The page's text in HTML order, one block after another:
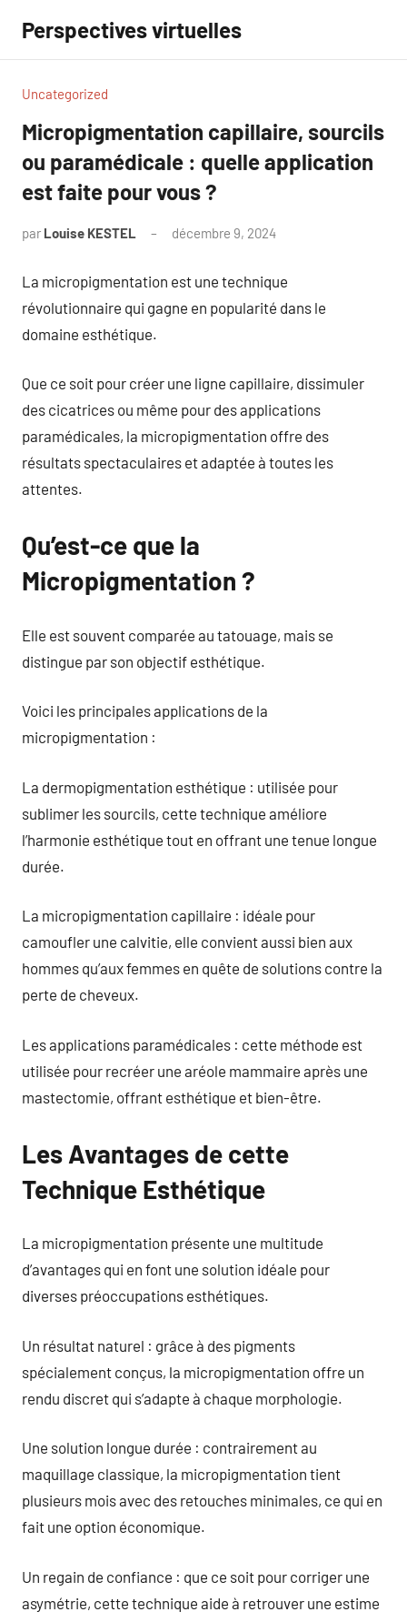
contenu
Perspectives virtuelles
Uncategorized
Micropigmentation capillaire, sourcils
ou paramédicale : quelle application
est faite pour vous ?
par Louise KESTEL décembre 9, 2024
La micropigmentation est une technique
révolutionnaire qui gagne en popularité dans le
domaine esthétique.
Que ce soit pour créer une ligne capillaire, dissimuler
des cicatrices ou même pour des applications
paramédicales, la micropigmentation offre des
résultats spectaculaires et adaptée à toutes les
attentes.
Qu’est-ce que la
Micropigmentation ?
Elle est souvent comparée au tatouage, mais se
distingue par son objectif esthétique.
Voici les principales applications de la
micropigmentation :
La dermopigmentation esthétique : utilisée pour
sublimer les sourcils, cette technique améliore
l’harmonie esthétique tout en offrant une tenue longue
durée.
La micropigmentation capillaire : idéale pour
camoufler une calvitie, elle convient aussi bien aux
hommes qu’aux femmes en quête de solutions contre la
perte de cheveux.
Les applications paramédicales : cette méthode est
utilisée pour recréer une aréole mammaire après une
mastectomie, offrant esthétique et bien-être.
Les Avantages de cette
Technique Esthétique
La micropigmentation présente une multitude
d’avantages qui en font une solution idéale pour
diverses préoccupations esthétiques.
Un résultat naturel : grâce à des pigments
spécialement conçus, la micropigmentation offre un
rendu discret qui s’adapte à chaque morphologie.
Une solution longue durée : contrairement au
maquillage classique, la micropigmentation tient
plusieurs mois avec des retouches minimales, ce qui en
fait une option économique.
Un regain de confiance : que ce soit pour corriger une
asymétrie, cette technique aide à retrouver une estime